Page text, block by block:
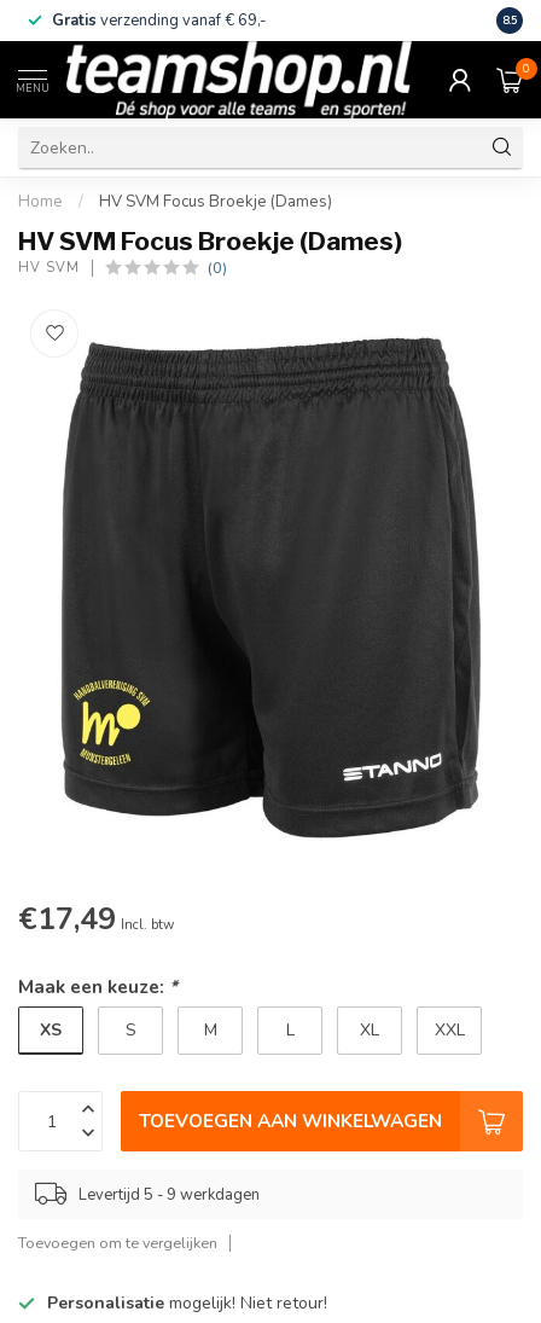
Gratis verzending vanaf € 69,- Eigen
8.5
MENU
0
Home / HV SVM Focus Broekje (Dames)
HV SVM Focus Broekje (Dames)
HV SVM (0)
€17,49 Incl. btw
Maak een keuze: *
XS S M L XL XXL
TOEVOEGEN AAN WINKELWAGEN
Levertijd 5 - 9 werkdagen
Toevoegen om te vergelijken
Personalisatie mogelijk! Niet retour!